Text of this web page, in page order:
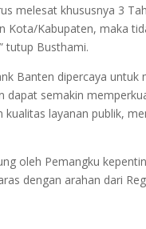
melesat khususnya 3
Kabupaten, maka
tutup Busthami.
Banten dipercaya untuk
dapat semakin
layanan publik,
oleh Pemangku
dengan arahan dari